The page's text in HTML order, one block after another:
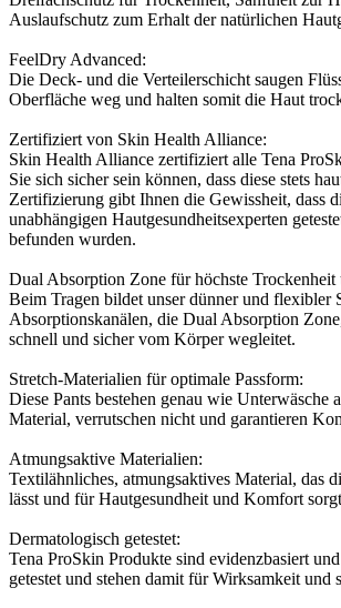
Auslaufschutz zum Erhalt der natürlichen
FeelDry Advanced:
Die Deck- und die Verteilerschicht saugen
Oberfläche weg und halten somit die Haut
Zertifiziert von Skin Health Alliance:
Skin Health Alliance zertifiziert alle Tena
Sie sich sicher sein können, dass diese stets
Zertifizierung gibt Ihnen die Gewissheit, dass
unabhängigen Hautgesundheitsexperten
befunden wurden.
Dual Absorption Zone für höchste Trockenheit
Beim Tragen bildet unser dünner und flexibler
Absorptionskanälen, die Dual Absorption
schnell und sicher vom Körper wegleitet.
Stretch-Materialien für optimale Passform:
Diese Pants bestehen genau wie Unterwäsche
Material, verrutschen nicht und garantieren
Atmungsaktive Materialien:
Textilähnliches, atmungsaktives Material, das
lässt und für Hautgesundheit und Komfort
Dermatologisch getestet:
Tena ProSkin Produkte sind evidenzbasiert
getestet und stehen damit für Wirksamkeit und